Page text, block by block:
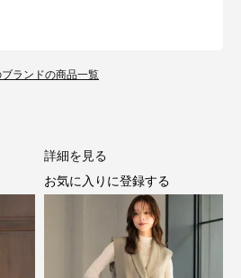
ブランドの商品一覧
詳細を見る
お気に入りに登録する